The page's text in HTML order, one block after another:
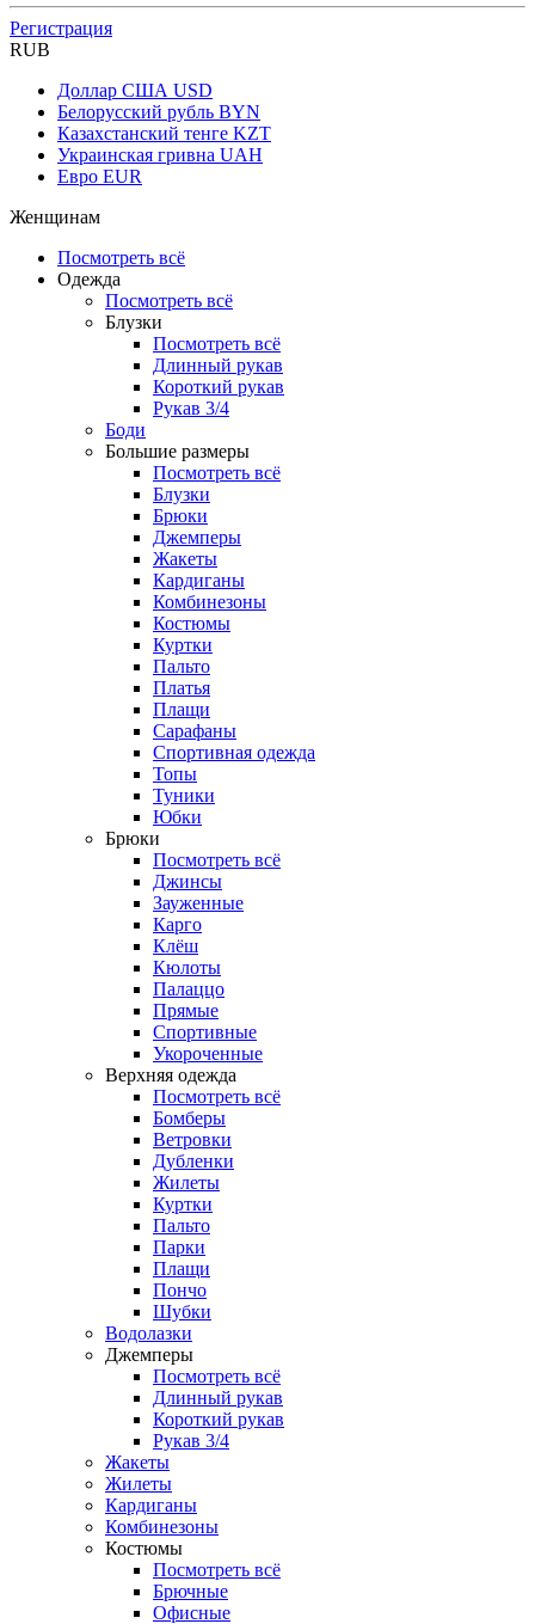
Регистрация
RUB
Доллар США USD
Белорусский рубль BYN
Казахстанский тенге KZT
Украинская гривна UAH
Евро EUR
Женщинам
Посмотреть всё
Одежда
Посмотреть всё
Блузки
Посмотреть всё
Длинный рукав
Короткий рукав
Рукав 3/4
Боди
Большие размеры
Посмотреть всё
Блузки
Брюки
Джемперы
Жакеты
Кардиганы
Комбинезоны
Костюмы
Куртки
Пальто
Платья
Плащи
Сарафаны
Спортивная одежда
Топы
Туники
Юбки
Брюки
Посмотреть всё
Джинсы
Зауженные
Карго
Клёш
Кюлоты
Палаццо
Прямые
Спортивные
Укороченные
Верхняя одежда
Посмотреть всё
Бомберы
Ветровки
Дубленки
Жилеты
Куртки
Пальто
Парки
Плащи
Пончо
Шубки
Водолазки
Джемперы
Посмотреть всё
Длинный рукав
Короткий рукав
Рукав 3/4
Жакеты
Жилеты
Кардиганы
Комбинезоны
Костюмы
Посмотреть всё
Брючные
Офисные